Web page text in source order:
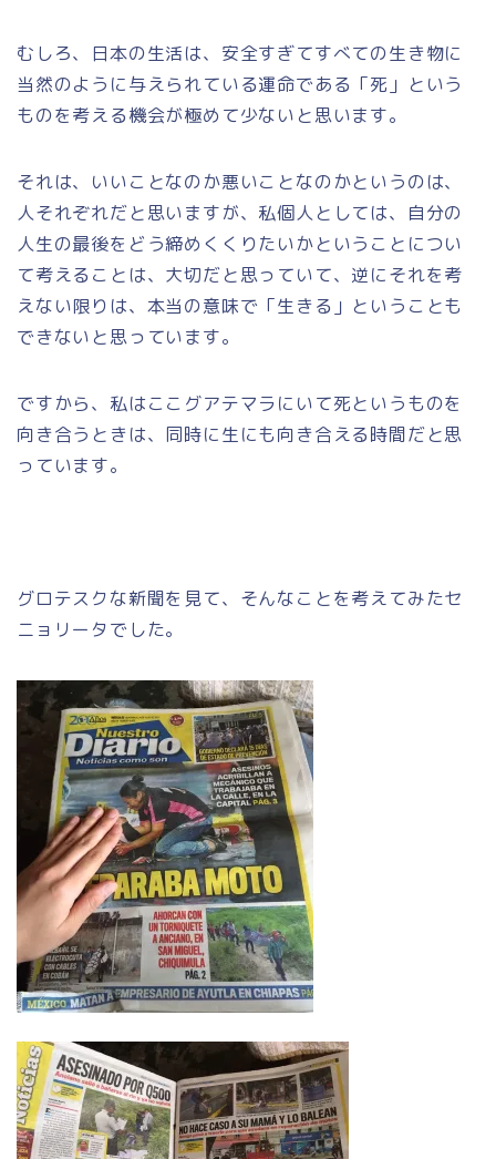
むしろ、日本の生活は、安全すぎてすべての生き物に
当然のように与えられている運命である「死」という
ものを考える機会が極めて少ないと思います。
それは、いいことなのか悪いことなのかというのは、
人それぞれだと思いますが、私個人としては、自分の
人生の最後をどう締めくくりたいかということについ
て考えることは、大切だと思っていて、逆にそれを考
えない限りは、本当の意味で「生きる」ということも
できないと思っています。
ですから、私はここグアテマラにいて死というものを
向き合うときは、同時に生にも向き合える時間だと思
っています。
グロテスクな新聞を見て、そんなことを考えてみたセ
ニョリータでした。